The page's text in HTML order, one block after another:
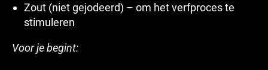
Zout (niet gejodeerd) – om het verfproces te
stimuleren
Voor je begint: